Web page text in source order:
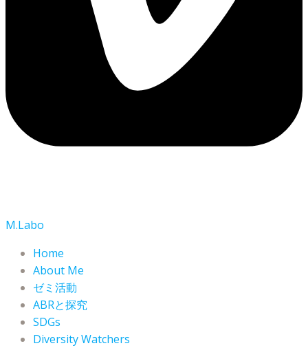
M.Labo
Home
About Me
ゼミ活動
ABRと探究
SDGs
Diversity Watchers